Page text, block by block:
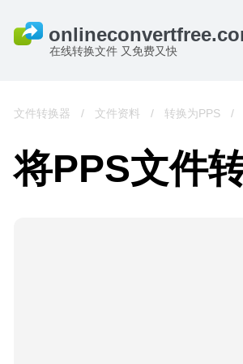
在线转换文件 又免费又快
文件转换器 / 文件资料 / 转换为PPS /
将PPS文件